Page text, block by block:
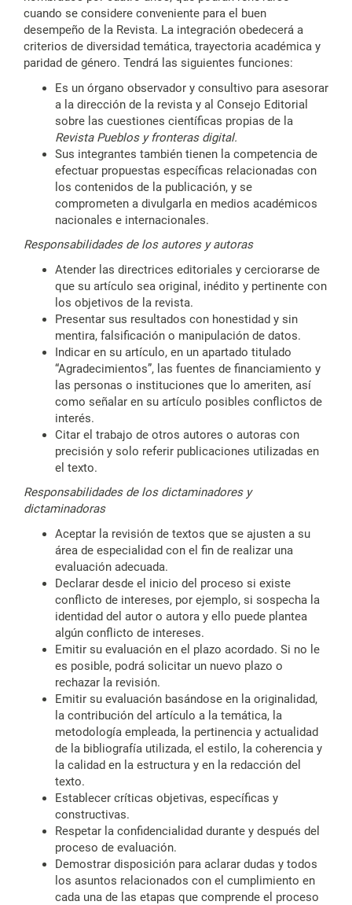
cuando se considere conveniente para el buen
desempeño de la Revista. La integración obedecerá a
criterios de diversidad temática, trayectoria académica y
paridad de género. Tendrá las siguientes funciones:
Es un órgano observador y consultivo para asesorar
a la dirección de la revista y al Consejo Editorial
sobre las cuestiones científicas propias de la
Revista Pueblos y fronteras digital.
Sus integrantes también tienen la competencia de
efectuar propuestas específicas relacionadas con
los contenidos de la publicación, y se
comprometen a divulgarla en medios académicos
nacionales e internacionales.
Responsabilidades de los autores y autoras
Atender las directrices editoriales y cerciorarse de
que su artículo sea original, inédito y pertinente con
los objetivos de la revista.
Presentar sus resultados con honestidad y sin
mentira, falsificación o manipulación de datos.
Indicar en su artículo, en un apartado titulado
“Agradecimientos”, las fuentes de financiamiento y
las personas o instituciones que lo ameriten, así
como señalar en su artículo posibles conflictos de
interés.
Citar el trabajo de otros autores o autoras con
precisión y solo referir publicaciones utilizadas en
el texto.
Responsabilidades de los dictaminadores y
dictaminadoras
Aceptar la revisión de textos que se ajusten a su
área de especialidad con el fin de realizar una
evaluación adecuada.
Declarar desde el inicio del proceso si existe
conflicto de intereses, por ejemplo, si sospecha la
identidad del autor o autora y ello puede plantea
algún conflicto de intereses.
Emitir su evaluación en el plazo acordado. Si no le
es posible, podrá solicitar un nuevo plazo o
rechazar la revisión.
Emitir su evaluación basándose en la originalidad,
la contribución del artículo a la temática, la
metodología empleada, la pertinencia y actualidad
de la bibliografía utilizada, el estilo, la coherencia y
la calidad en la estructura y en la redacción del
texto.
Establecer críticas objetivas, específicas y
constructivas.
Respetar la confidencialidad durante y después del
proceso de evaluación.
Demostrar disposición para aclarar dudas y todos
los asuntos relacionados con el cumplimiento en
cada una de las etapas que comprende el proceso